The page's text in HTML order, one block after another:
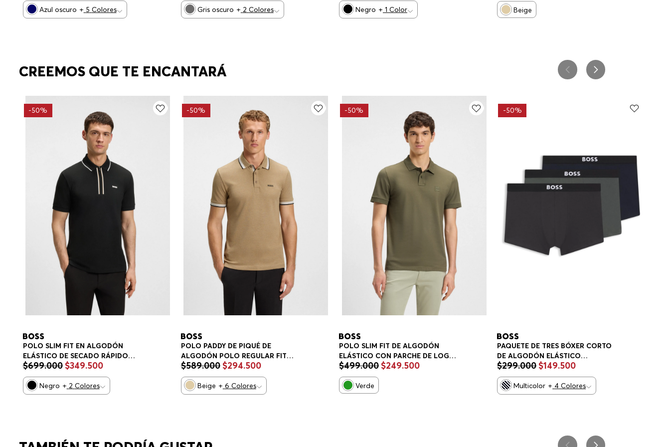
Azul oscuro + 5 Colores
Gris oscuro + 2 Colores
Negro + 1 Color
Beige
CREEMOS QUE TE ENCANTARÁ
-50%
POLO SLIM FIT EN ALGODÓN
ELÁSTICO DE SECADO RÁPIDO
POLO SLIM FIT HOMBRE
$699.000 $349.500
Negro + 2 Colores
-50%
POLO PADDY DE PIQUÉ DE
ALGODÓN POLO REGULAR FIT
HOMBRE
$589.000 $294.500
Beige + 6 Colores
-50%
POLO SLIM FIT DE ALGODÓN
ELÁSTICO CON PARCHE DE LOGO
POLO SLIM FIT HOMBRE
$499.000 $249.500
Verde
-50%
PAQUETE DE TRES BÓXER CORTO
DE ALGODÓN ELÁSTICO
CALZONCILLOS HOMBRE
$299.000 $149.500
Multicolor + 4 Colores